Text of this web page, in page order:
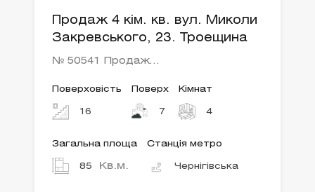
Продаж 4 кім. кв. вул. Миколи
Закревського, 23. Троещина
№ 50541 Продаж…
Поверховість
16
Поверх
7
Кімнат
4
Загальна площа
85 Кв.м.
Станція метро
Чернігівська